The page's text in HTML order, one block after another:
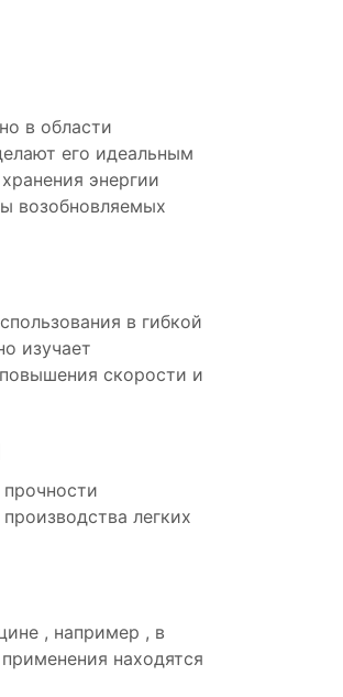
в области
его идеальным
хранения энергии
возобновляемых
в гибкой
изучает
повышения скорости и
прочности
производства легких
, например , в
находятся